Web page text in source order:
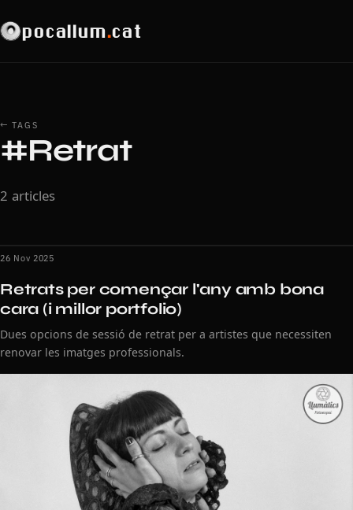
pocallum.cat
← TAGS
#Retrat
2 articles
26 Nov 2025
Retrats per començar l'any amb bona
cara (i millor portfolio)
Dues opcions de sessió de retrat per a artistes que necessiten
renovar les imatges professionals.